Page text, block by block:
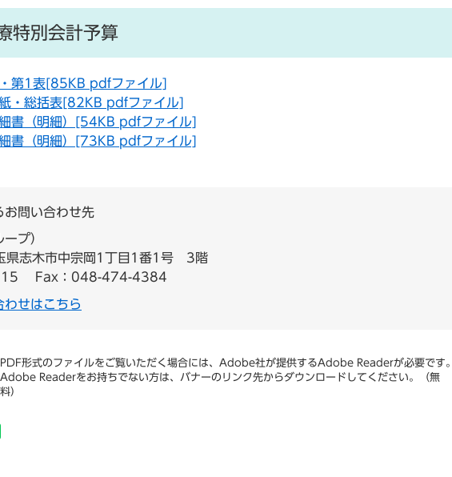
特別会計予算
第1表[85KB pdfファイル]
・総括表[82KB pdfファイル]
書（明細）[54KB pdfファイル]
書（明細）[73KB pdfファイル]
お問い合わせ先
ープ
県志木市中宗岡1丁目1番1号 3階
Fax：048-474-4384
わせはこちら
PDF形式のファイルをご覧いただく場合には、Adobe社が提供するAdobe Readerが必要です。
Adobe Readerをお持ちでない方は、バナーのリンク先からダウンロードしてください。（無
料）